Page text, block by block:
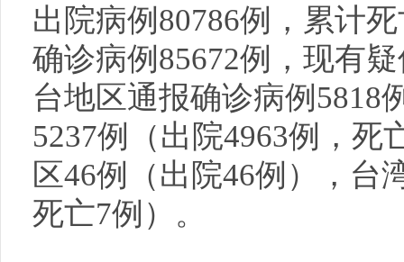
出院病例80786例，累计
确诊病例85672例，现有
台地区通报确诊病例5818
5237例（出院4963例，死
区46例（出院46例），台
死亡7例）。